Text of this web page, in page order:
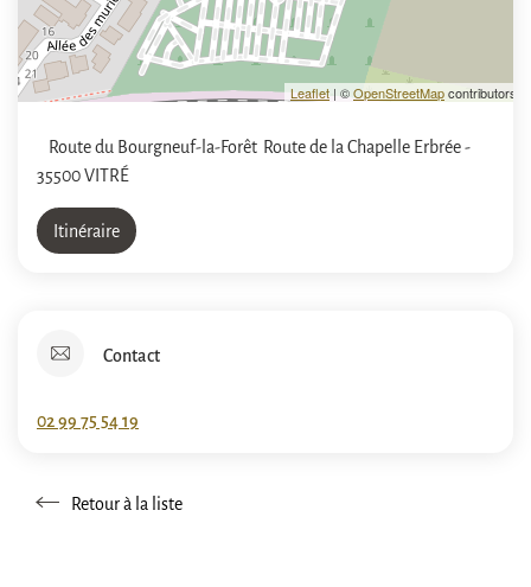
Leaflet| ©OpenStreetMapcontributors
Route du Bourgneuf-la-Forêt Route de la Chapelle Erbrée-
35500 VITRÉ
Itinéraire
Contact
02 99 75 54 19
Retour à la liste
Retour à la liste